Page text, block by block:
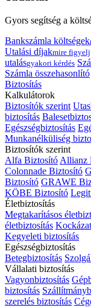
Gyors segítség a
Bankszámla költségek
Utalási díjakmire figyelj
utalásgyakori kérdés
Számla összehasonlító
Biztosítás
Kalkulátorok
Biztosítók szerint
biztosítás
Egészségbiztosítás
Munkanélküliség
Biztosítók szerint
Alfa Biztosító Allianz
Colonnade Biztosító
Biztosító GRAWE
KÖBE Biztosító
Életbiztosítás
Megtakarításos
életbiztosítás
Kegyeleti biztosítás
Egészségbiztosítás
Betegbiztosítás
Vállalati biztosítás
Vagyonbiztosítás
biztosítás
szerelés biztosítás